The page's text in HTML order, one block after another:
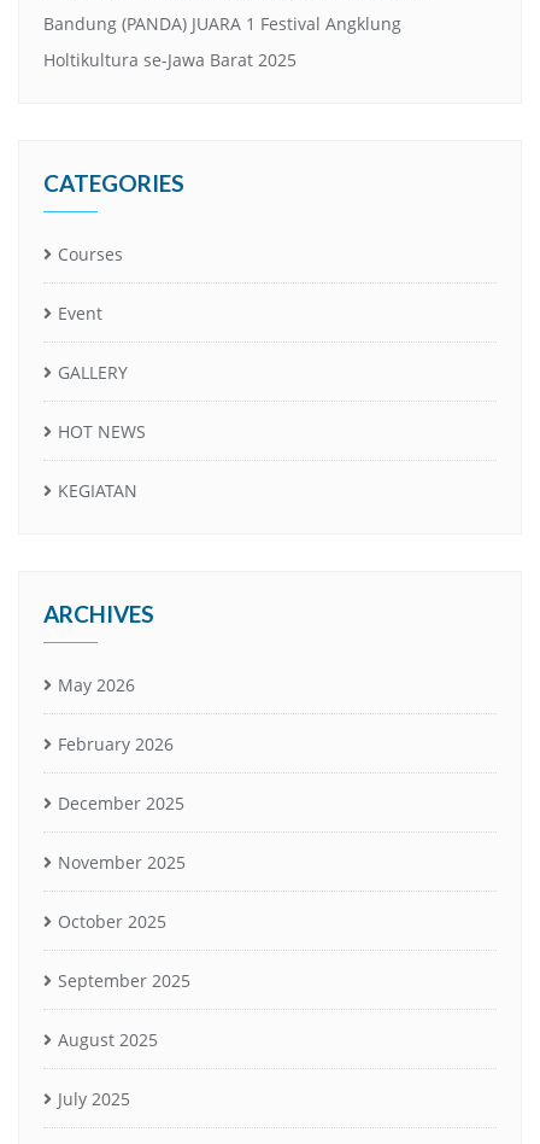
Bandung (PANDA) JUARA 1 Festival Angklung
Holtikultura se-Jawa Barat 2025
CATEGORIES
Courses
Event
GALLERY
HOT NEWS
KEGIATAN
ARCHIVES
May 2026
February 2026
December 2025
November 2025
October 2025
September 2025
August 2025
July 2025